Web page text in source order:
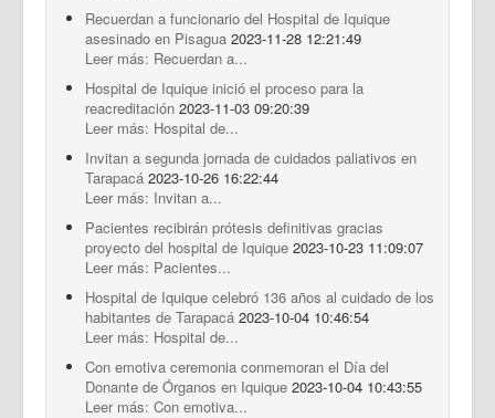
Recuerdan a funcionario del Hospital de Iquique
asesinado en Pisagua 2023-11-28 12:21:49
Leer más: Recuerdan a...
Hospital de Iquique inició el proceso para la
reacreditación 2023-11-03 09:20:39
Leer más: Hospital de...
Invitan a segunda jornada de cuidados paliativos en
Tarapacá 2023-10-26 16:22:44
Leer más: Invitan a...
Pacientes recibirán prótesis definitivas gracias
proyecto del hospital de Iquique 2023-10-23 11:09:07
Leer más: Pacientes...
Hospital de Iquique celebró 136 años al cuidado de los
habitantes de Tarapacá 2023-10-04 10:46:54
Leer más: Hospital de...
Con emotiva ceremonia conmemoran el Día del
Donante de Órganos en Iquique 2023-10-04 10:43:55
Leer más: Con emotiva...